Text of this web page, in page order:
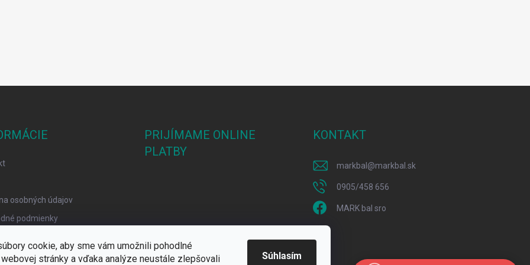
cookie, aby sme vám umožnili pohodlné
stránky a vďaka analýze neustále zlepšovali
Súhlasím
osobných údajov
podmienky
Cookies
PRIJÍMAME ONLINE
PLATBY
KONTAKT
markbal @markbal.sk
0905/458 656
MARK bal sro